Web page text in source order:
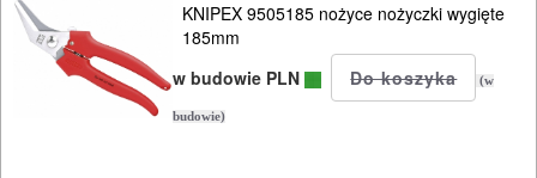
I
AKCESORIA
ELEKTRONARZĘDZI
KNIPEX 9505185 nożyce nożyczki wygięte
185mm
w budowie PLN
(w
budowie)